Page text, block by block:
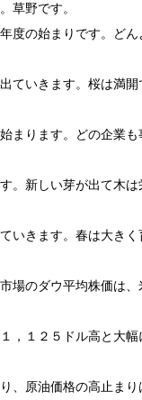
草野です。
度の始まりです。ど
ていきます。桜は満
まります。どの企業も
。新しい芽が出て木
いきます。春は大き
場のダウ平均株価は
，１２５ドル高と大
、原油価格の高止まり